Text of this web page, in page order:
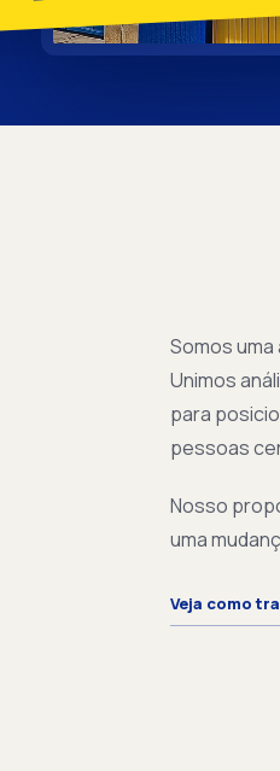
Somos
Unimos
para
pessoas
Nosso
uma
Veja como